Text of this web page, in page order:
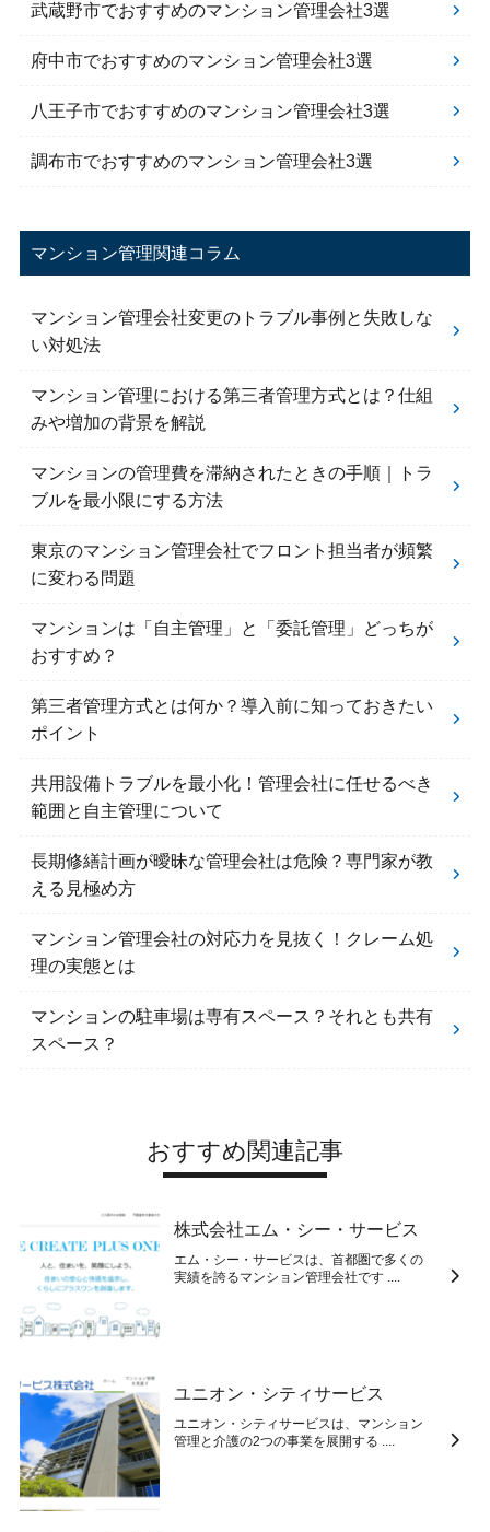
武蔵野市でおすすめのマンション管理会社3選
府中市でおすすめのマンション管理会社3選
八王子市でおすすめのマンション管理会社3選
調布市でおすすめのマンション管理会社3選
マンション管理関連コラム
マンション管理会社変更のトラブル事例と失敗しな
い対処法
マンション管理における第三者管理方式とは？仕組
みや増加の背景を解説
マンションの管理費を滞納されたときの手順｜トラ
ブルを最小限にする方法
東京のマンション管理会社でフロント担当者が頻繁
に変わる問題
マンションは「自主管理」と「委託管理」どっちが
おすすめ？
第三者管理方式とは何か？導入前に知っておきたい
ポイント
共用設備トラブルを最小化！管理会社に任せるべき
範囲と自主管理について
長期修繕計画が曖昧な管理会社は危険？専門家が教
える見極め方
マンション管理会社の対応力を見抜く！クレーム処
理の実態とは
マンションの駐車場は専有スペース？それとも共有
スペース？
おすすめ関連記事
株式会社エム・シー・サービス
エム・シー・サービスは、首都圏で多くの
実績を誇るマンション管理会社です ....
ユニオン・シティサービス
ユニオン・シティサービスは、マンション
管理と介護の2つの事業を展開する ....